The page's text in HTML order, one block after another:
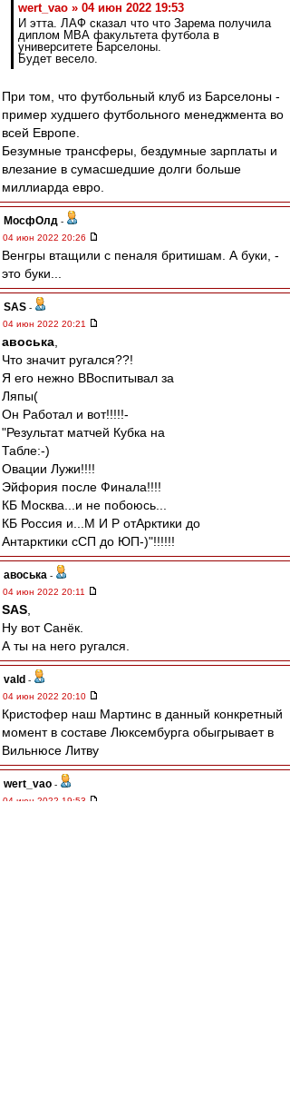
wert_vao » 04 июн 2022 19:53
И этта. ЛАФ сказал что что Зарема получила
диплом МВА факультета футбола в
университете Барселоны.
Будет весело.
При том, что футбольный клуб из Барселоны -
пример худшего футбольного менеджмента во
всей Европе.
Безумные трансферы, бездумные зарплаты и
влезание в сумасшедшие долги больше
миллиарда евро.
МосфОлд -
04 июн 2022 20:26
Венгры втащили с пеналя бритишам. А буки, -
это буки...
SAS -
04 июн 2022 20:21
авоська
Что значит ругался??!
Я его нежно ВВоспитывал за
Ляпы(
Он Работал и вот!!!!!-
"Результат матчей Кубка на
Табле:-)
Овации Лужи!!!!
Эйфория после Финала!!!!
КБ Москва...и не побоюсь...
КБ Россия и...М И Р отАрктики до
Антарктики сСП до ЮП-)"!!!!!!
авоська -
04 июн 2022 20:11
SAS
Ну вот Санёк.
А ты на него ругался.
vald -
04 июн 2022 20:10
Кристофер наш Мартинс в данный конкретный
момент в составе Люксембурга обыгрывает в
Вильнюсе Литву
wert_vao -
04 июн 2022 19:53